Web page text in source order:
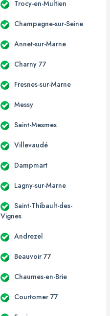
Trocy-en-Multien
Champagne-sur-Seine
Annet-sur-Marne
Charny 77
Fresnes-sur-Marne
Messy
Saint-Mesmes
Villevaudé
Dampmart
Lagny-sur-Marne
Saint-Thibault-des-
Vignes
Andrezel
Beauvoir 77
Chaumes-en-Brie
Courtomer 77